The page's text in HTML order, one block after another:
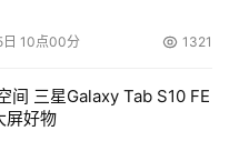
10点00分 1321
间 三星Galaxy Tab S10 FE
屏好物